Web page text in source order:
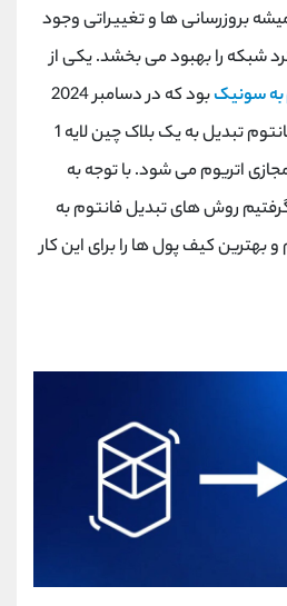
بروزرسانی ها و تغییراتی وجود
شبکه را بهبود می بخشد. یکی از
به سونیک
بود که در دسامبر 2024
اتفاق افتاد. با این تغییر، فانتوم تبدیل به یک بلاک چین لایه 1
اتریوم می شود. با توجه به
روش های تبدیل فانتوم به
کیف پول ها را برای این کار
021-22021030
90001030
@alireza.mehrabii
@alirezamehrabi_com